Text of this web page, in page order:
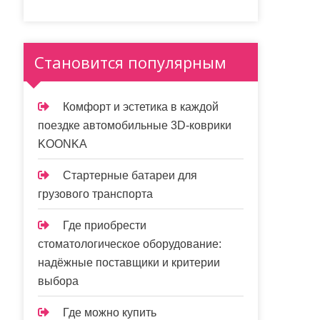
Становится популярным
Комфорт и эстетика в каждой
поездке автомобильные 3D-коврики
KOONKA
Стартерные батареи для
грузового транспорта
Где приобрести
стоматологическое оборудование:
надёжные поставщики и критерии
выбора
Где можно купить